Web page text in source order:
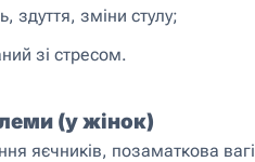
здуття, зміни стулу;
зі стресом.
(у жінок)
яєчників, позаматкова